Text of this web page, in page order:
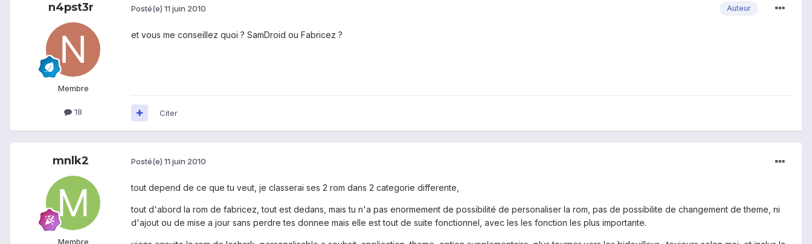
n4pst3r
Membre
18
Auteur
Posté(e) 11 juin 2010
et vous me conseillez quoi ? SamDroid ou Fabricez ?
Citer
mnlk2
Membre
Posté(e) 11 juin 2010
tout depend de ce que tu veut, je classerai ses 2 rom dans 2 categorie differente,
tout d'abord la rom de fabricez, tout est dedans, mais tu n'a pas enormement de possibilité de personaliser la rom, pas de possibilite de changement de theme, ni
d'ajout ou de mise a jour sans perdre tes donnee mais elle est tout de suite fonctionnel, avec les les fonction les plus importante.